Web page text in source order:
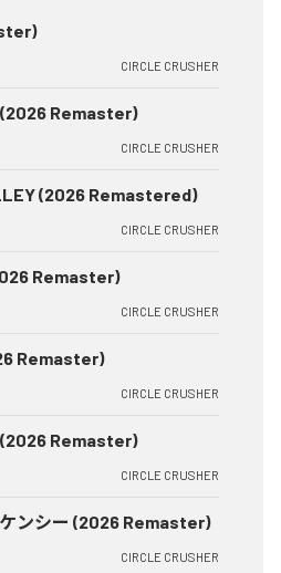
CIRCLE CRUSHER
Remaster)
CIRCLE CRUSHER
(2026 Remastered)
CIRCLE CRUSHER
Remaster)
CIRCLE CRUSHER
Remaster)
CIRCLE CRUSHER
Remaster)
CIRCLE CRUSHER
ンシー (2026 Remaster)
CIRCLE CRUSHER